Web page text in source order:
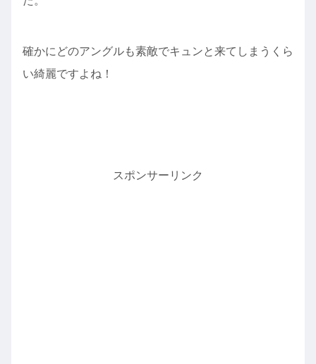
確かにどのアングルも素敵でキュンと来てしまうくら
い綺麗ですよね！
スポンサーリンク